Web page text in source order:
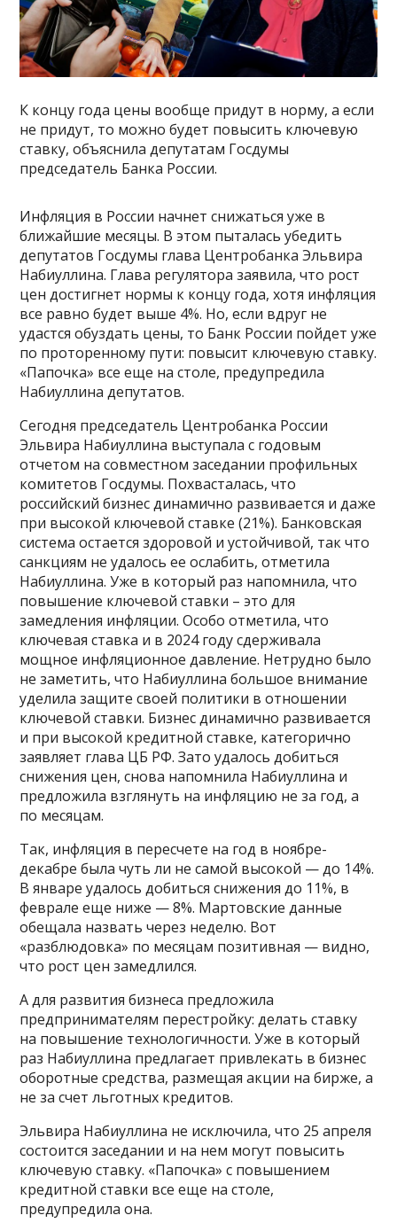
К концу года цены вообще придут в норму, а если
не придут, то можно будет повысить ключевую
ставку, объяснила депутатам Госдумы
председатель Банка России.
Инфляция в России начнет снижаться уже в
ближайшие месяцы. В этом пыталась убедить
депутатов Госдумы глава Центробанка Эльвира
Набиуллина. Глава регулятора заявила, что рост
цен достигнет нормы к концу года, хотя инфляция
все равно будет выше 4%. Но, если вдруг не
удастся обуздать цены, то Банк России пойдет уже
по проторенному пути: повысит ключевую ставку.
«Папочка» все еще на столе, предупредила
Набиуллина депутатов.
Сегодня председатель Центробанка России
Эльвира Набиуллина выступала с годовым
отчетом на совместном заседании профильных
комитетов Госдумы. Похвасталась, что
российский бизнес динамично развивается и даже
при высокой ключевой ставке (21%). Банковская
система остается здоровой и устойчивой, так что
санкциям не удалось ее ослабить, отметила
Набиуллина. Уже в который раз напомнила, что
повышение ключевой ставки – это для
замедления инфляции. Особо отметила, что
ключевая ставка и в 2024 году сдерживала
мощное инфляционное давление. Нетрудно было
не заметить, что Набиуллина большое внимание
уделила защите своей политики в отношении
ключевой ставки. Бизнес динамично развивается
и при высокой кредитной ставке, категорично
заявляет глава ЦБ РФ. Зато удалось добиться
снижения цен, снова напомнила Набиуллина и
предложила взглянуть на инфляцию не за год, а
по месяцам.
Так, инфляция в пересчете на год в ноябре-
декабре была чуть ли не самой высокой — до 14%.
В январе удалось добиться снижения до 11%, в
феврале еще ниже — 8%. Мартовские данные
обещала назвать через неделю. Вот
«разблюдовка» по месяцам позитивная — видно,
что рост цен замедлился.
А для развития бизнеса предложила
предпринимателям перестройку: делать ставку
на повышение технологичности. Уже в который
раз Набиуллина предлагает привлекать в бизнес
оборотные средства, размещая акции на бирже, а
не за счет льготных кредитов.
Эльвира Набиуллина не исключила, что 25 апреля
состоится заседании и на нем могут повысить
ключевую ставку. «Папочка» с повышением
кредитной ставки все еще на столе,
предупредила она.